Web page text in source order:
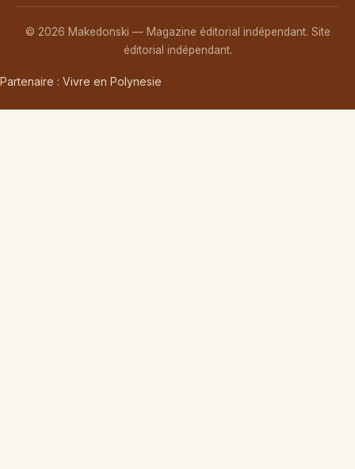
© 2026 Makedonski — Magazine éditorial indépendant. Site
éditorial indépendant.
Partenaire : Vivre en Polynesie